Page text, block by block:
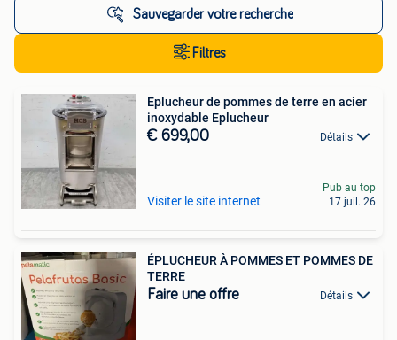
Sauvegarder votre recherche
Filtres
Eplucheur de pommes de terre en acier
inoxydable Eplucheur
€ 699,00 Détails
Visiter le site internet
Pub au top
17 juil. 26
ÉPLUCHEUR À POMMES ET POMMES DE
TERRE
Faire une offre Détails